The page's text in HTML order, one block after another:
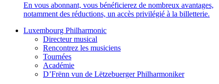
En vous abonnant, vous bénéficierez de nombreux avantages,
notamment des réductions, un accès privilégié à la billetterie.
Luxembourg Philharmonic
Directeur musical
Rencontrez les musiciens
Tournées
Académie
D’Frënn vun de Lëtzebuerger Philharmoniker